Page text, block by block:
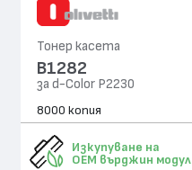
Тонер касета
B1282
за d-Color P2230
8000 копия
Изкупуване на
OEM върджин модул